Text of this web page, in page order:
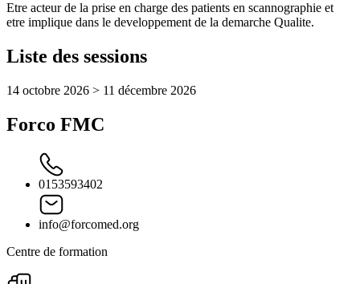
Etre acteur de la prise en charge des patients en scannographie et
etre implique dans le developpement de la demarche Qualite.
Liste des sessions
14 octobre 2026 > 11 décembre 2026
Forco FMC
0153593402
info@forcomed.org
Centre de formation